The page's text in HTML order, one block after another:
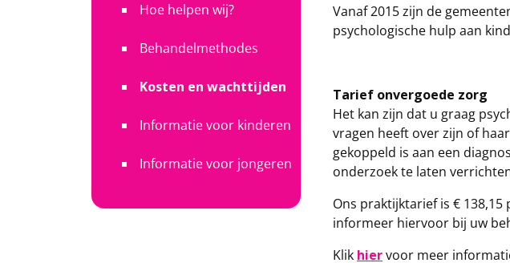
Hoe helpen wij?
Behandelmethodes
Kosten en wachttijden
Informatie voor kinderen
Informatie voor jongeren
Vanaf 2015 zijn de
psychologische hulp aan
Tarief onvergoede zorg
Het kan zijn dat u graag
vragen heeft over zijn of
gekoppeld is aan een
onderzoek te laten
Ons praktijktarief is €
informeer hiervoor bij uw
Klik hiervoor meer